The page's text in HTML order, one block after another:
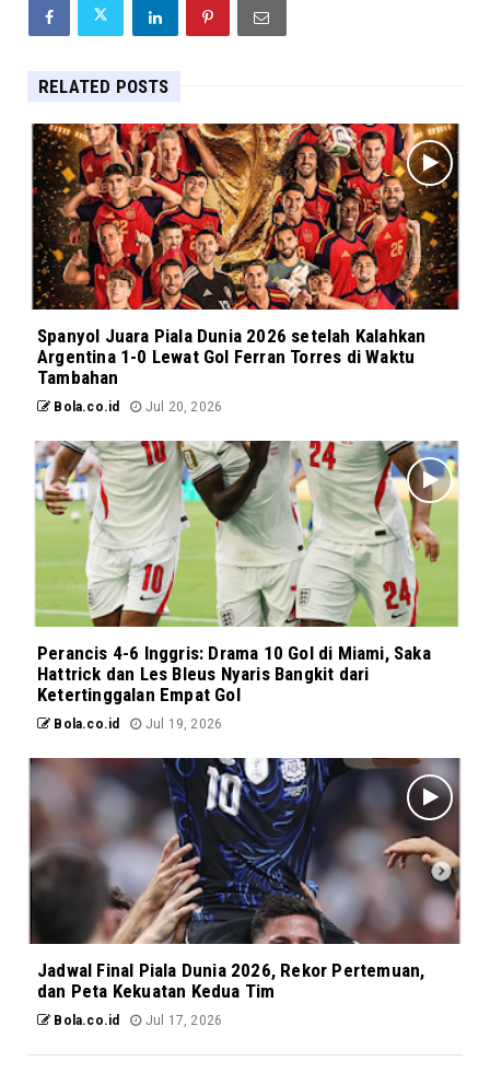
RELATED POSTS
Spanyol Juara Piala Dunia 2026 setelah Kalahkan
Argentina 1-0 Lewat Gol Ferran Torres di Waktu
Tambahan
Bola.co.id Jul 20, 2026
Perancis 4-6 Inggris: Drama 10 Gol di Miami, Saka
Hattrick dan Les Bleus Nyaris Bangkit dari
Ketertinggalan Empat Gol
Bola.co.id Jul 19, 2026
Jadwal Final Piala Dunia 2026, Rekor Pertemuan,
dan Peta Kekuatan Kedua Tim
Bola.co.id Jul 17, 2026